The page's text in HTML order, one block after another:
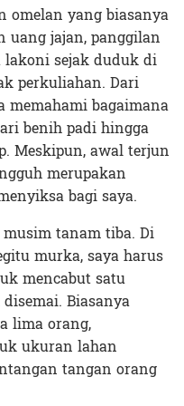
omelan yang biasanya
uang jajan, panggilan
lakoni sejak duduk di
perkuliahan. Dari
memahami bagaimana
benih padi hingga
Meskipun, awal terjun
merupakan
bagi saya.
tanam tiba. Di
murka, saya harus
mencabut satu
Biasanya
lima orang,
ukuran lahan
tangan orang